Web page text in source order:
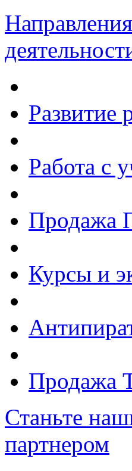
Направления
Развитие
Работа с
Продажа
Курсы и
Продажа
Станьте
партнером